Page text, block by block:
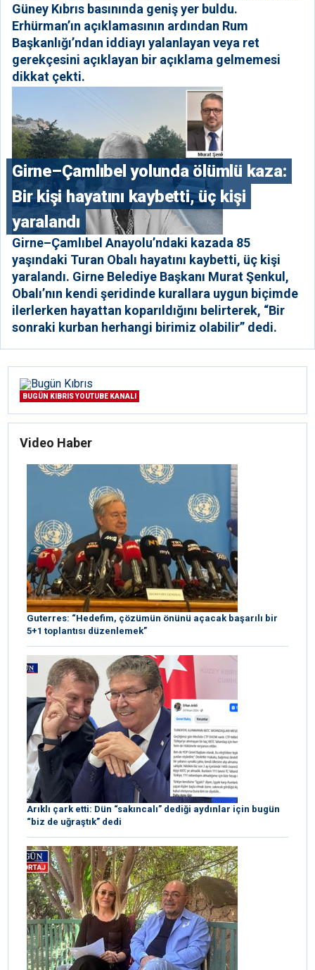
Güney Kıbrıs basınında geniş yer buldu.
Erhürman’ın açıklamasının ardından Rum
Başkanlığı’ndan iddiayı yalanlayan veya ret
gerekçesini açıklayan bir açıklama gelmemesi
dikkat çekti.
Girne–Çamlıbel yolunda ölümlü kaza:
Bir kişi hayatını kaybetti, üç kişi
yaralandı
Girne–Çamlıbel Anayolu’ndaki kazada 85
yaşındaki Turan Obalı hayatını kaybetti, üç kişi
yaralandı. Girne Belediye Başkanı Murat Şenkul,
Obalı’nın kendi şeridinde kurallara uygun biçimde
ilerlerken hayattan koparıldığını belirterek, “Bir
sonraki kurban herhangi birimiz olabilir” dedi.
BUGÜN KIBRIS YOUTUBE KANALI
Video Haber
Guterres: “Hedefim, çözümün önünü açacak başarılı bir
5+1 toplantısı düzenlemek”
Arıklı çark etti: Dün “sakıncalı” dediği aydınlar için bugün
“biz de uğraştık” dedi